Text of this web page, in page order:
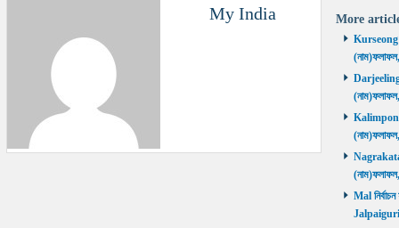
My India More
Kurseong
Darjeeling
Kalimpong
Nagrakata
Mal
Jalpaiguri